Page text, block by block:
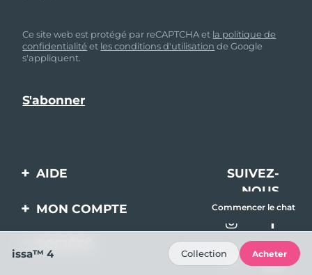
Ce site web est protégé par reCAPTCHA et la politique de
confidentialité et les conditions d'utilisation de Google
s'appliquent.
AIDE
Contactez-nous
SUIVEZ-
NOUS
MON COMPTE
Commencer le chat
issa™ 4 Collection Acheter